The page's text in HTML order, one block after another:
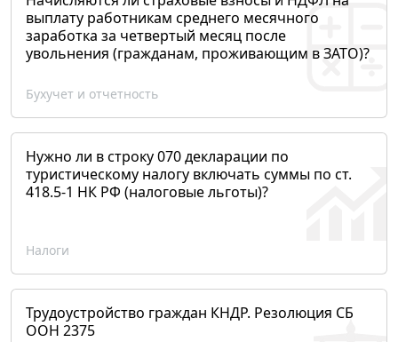
выплату работникам среднего месячного
заработка за четвертый месяц после
увольнения (гражданам, проживающим в ЗАТО)?
Бухучет и отчетность
Нужно ли в строку 070 декларации по
туристическому налогу включать суммы по ст.
418.5-1 НК РФ (налоговые льготы)?
Налоги
Трудоустройство граждан КНДР. Резолюция СБ
ООН 2375